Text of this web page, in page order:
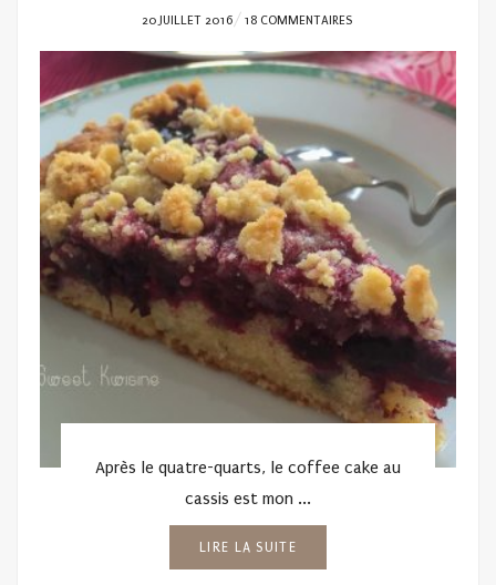
POSTED
ON
20 JUILLET 2016 18 COMMENTAIRES
Après le quatre-quarts, le coffee cake au
cassis est mon ...
LIRE LA SUITE